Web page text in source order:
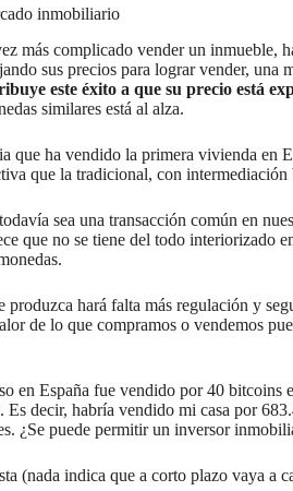
inmobiliario
más complicado vender un inmueble,
sus precios para lograr vender,
este éxito a que su precio está
similares está al alza.
que ha vendido la primera vivienda en
que la tradicional, con intermediación
sea una transacción común en
que no se tiene del todo interiorizado
produzca hará falta más regulación y
de lo que compramos o vendemos
en España fue vendido por 40 bitcoins
Es decir, habría vendido mi casa por
¿Se puede permitir un inversor
(nada indica que a corto plazo vaya a